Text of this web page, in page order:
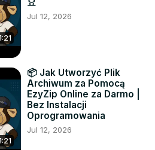
요
Jul 12, 2026
📦 Jak Utworzyć Plik
Archiwum za Pomocą
EzyZip Online za Darmo |
Bez Instalacji
Oprogramowania
Jul 12, 2026